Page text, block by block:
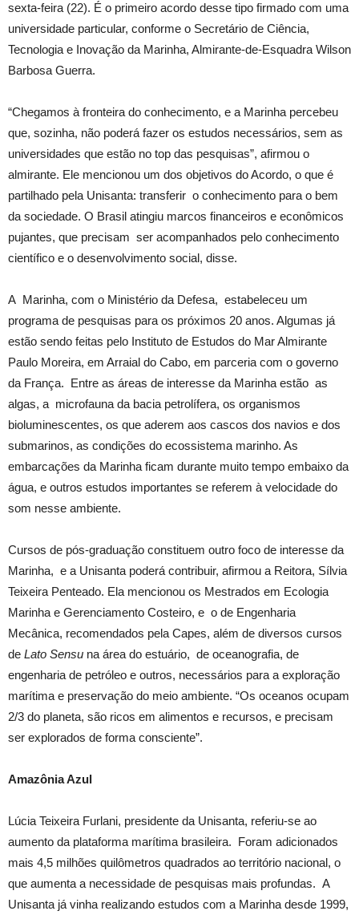
sexta-feira (22). É o primeiro acordo desse tipo firmado com uma
universidade particular, conforme o Secretário de Ciência,
Tecnologia e Inovação da Marinha, Almirante-de-Esquadra Wilson
Barbosa Guerra.
“Chegamos à fronteira do conhecimento, e a Marinha percebeu
que, sozinha, não poderá fazer os estudos necessários, sem as
universidades que estão no top das pesquisas”, afirmou o
almirante. Ele mencionou um dos objetivos do Acordo, o que é
partilhado pela Unisanta: transferir o conhecimento para o bem
da sociedade. O Brasil atingiu marcos financeiros e econômicos
pujantes, que precisam ser acompanhados pelo conhecimento
científico e o desenvolvimento social, disse.
A Marinha, com o Ministério da Defesa, estabeleceu um
programa de pesquisas para os próximos 20 anos. Algumas já
estão sendo feitas pelo Instituto de Estudos do Mar Almirante
Paulo Moreira, em Arraial do Cabo, em parceria com o governo
da França. Entre as áreas de interesse da Marinha estão as
algas, a microfauna da bacia petrolífera, os organismos
bioluminescentes, os que aderem aos cascos dos navios e dos
submarinos, as condições do ecossistema marinho. As
embarcações da Marinha ficam durante muito tempo embaixo da
água, e outros estudos importantes se referem à velocidade do
som nesse ambiente.
Cursos de pós-graduação constituem outro foco de interesse da
Marinha, e a Unisanta poderá contribuir, afirmou a Reitora, Sílvia
Teixeira Penteado. Ela mencionou os Mestrados em Ecologia
Marinha e Gerenciamento Costeiro, e o de Engenharia
Mecânica, recomendados pela Capes, além de diversos cursos
de Lato Sensu na área do estuário, de oceanografia, de
engenharia de petróleo e outros, necessários para a exploração
marítima e preservação do meio ambiente. “Os oceanos ocupam
2/3 do planeta, são ricos em alimentos e recursos, e precisam
ser explorados de forma consciente”.
Amazônia Azul
Lúcia Teixeira Furlani, presidente da Unisanta, referiu-se ao
aumento da plataforma marítima brasileira. Foram adicionados
mais 4,5 milhões quilômetros quadrados ao território nacional, o
que aumenta a necessidade de pesquisas mais profundas. A
Unisanta já vinha realizando estudos com a Marinha desde 1999,